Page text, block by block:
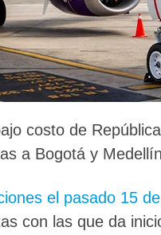
costo de
a Bogotá y
el pasado 15
con las que da